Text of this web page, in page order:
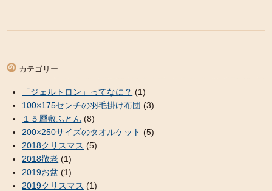
カテゴリー
「ジェルトロン」ってなに？ (1)
100×175センチの羽毛掛け布団 (3)
１５層敷ふとん (8)
200×250サイズのタオルケット (5)
2018クリスマス (5)
2018敬老 (1)
2019お盆 (1)
2019クリスマス (1)